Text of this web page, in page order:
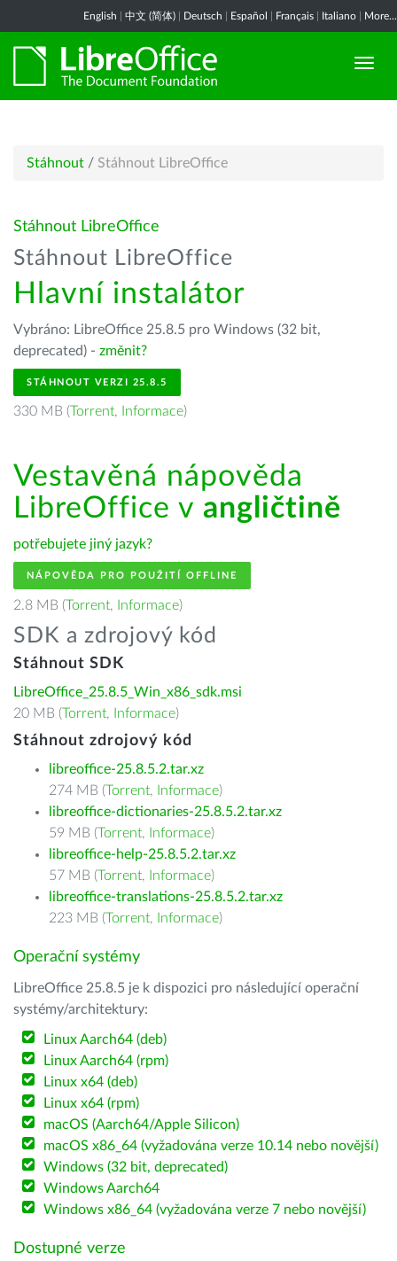
English 中文 (简体) Deutsch Español Français Italiano More...
Stáhnout / Stáhnout LibreOffice
Stáhnout LibreOffice
Stáhnout LibreOffice
Hlavní instalátor
Vybráno: LibreOffice 25.8.5 pro Windows (32 bit,
deprecated) - změnit?
STÁHNOUT VERZI 25.8.5
330 MB (Torrent, Informace)
Vestavěná nápověda
LibreOffice v angličtině
potřebujete jiný jazyk?
NÁPOVĚDA PRO POUŽITÍ OFFLINE
2.8 MB (Torrent, Informace)
SDK a zdrojový kód
Stáhnout SDK
LibreOffice_25.8.5_Win_x86_sdk.msi
20 MB (Torrent, Informace)
Stáhnout zdrojový kód
libreoffice-25.8.5.2.tar.xz
274 MB (Torrent, Informace)
libreoffice-dictionaries-25.8.5.2.tar.xz
59 MB (Torrent, Informace)
libreoffice-help-25.8.5.2.tar.xz
57 MB (Torrent, Informace)
libreoffice-translations-25.8.5.2.tar.xz
223 MB (Torrent, Informace)
Operační systémy
LibreOffice 25.8.5 je k dispozici pro následující operační
systémy/architektury:
Linux Aarch64 (deb)
Linux Aarch64 (rpm)
Linux x64 (deb)
Linux x64 (rpm)
macOS (Aarch64/Apple Silicon)
macOS x86_64 (vyžadována verze 10.14 nebo novější)
Windows (32 bit, deprecated)
Windows Aarch64
Windows x86_64 (vyžadována verze 7 nebo novější)
Dostupné verze